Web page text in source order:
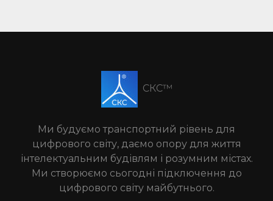
СКС™
Ми будуємо транспортний рівень для
цифрового світу, даємо опору для життя
інтелектуальним будівлям і розумним містах.
Ми створюємо сьогодні підключення до
цифрового світу майбутнього.